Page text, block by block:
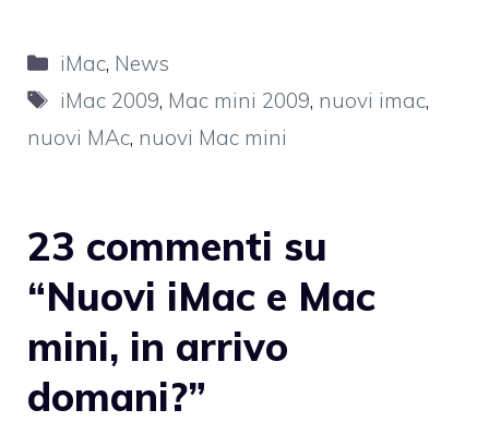
Categorie
iMac, News
Tag
iMac 2009, Mac mini 2009, nuovi imac,
nuovi MAc, nuovi Mac mini
23 commenti su
“Nuovi iMac e Mac
mini, in arrivo
domani?”